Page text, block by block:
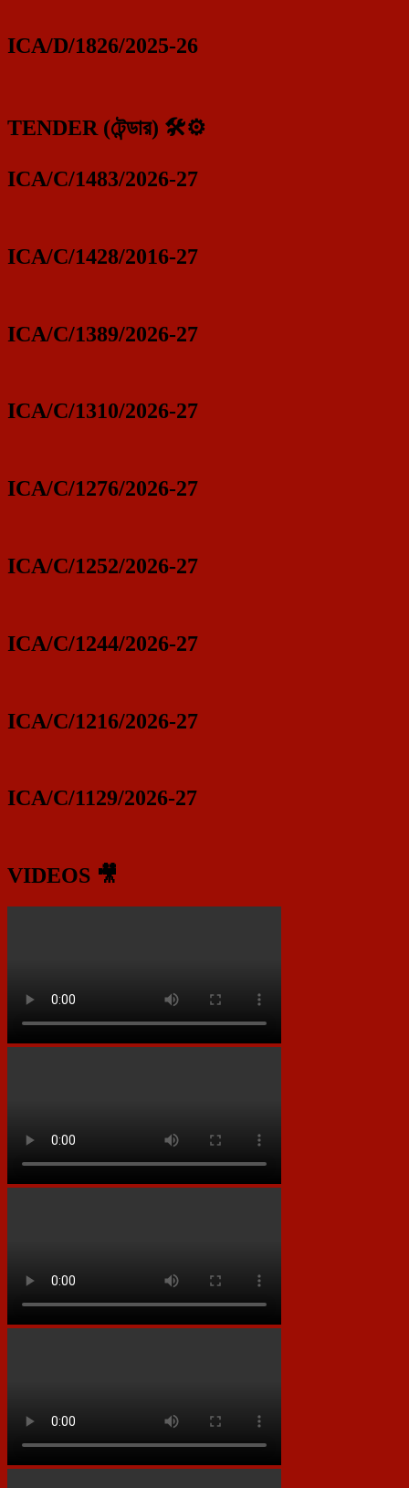
ICA/D/1826/2025-26
TENDER (টেন্ডার) 🛠️⚙️
ICA/C/1483/2026-27
ICA/C/1428/2016-27
ICA/C/1389/2026-27
ICA/C/1310/2026-27
ICA/C/1276/2026-27
ICA/C/1252/2026-27
ICA/C/1244/2026-27
ICA/C/1216/2026-27
ICA/C/1129/2026-27
VIDEOS 🎥